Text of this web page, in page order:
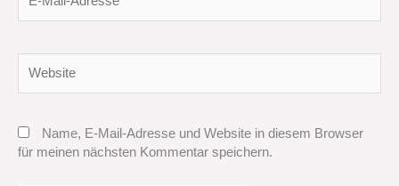
Mail-
Name, E-Mail-Adresse und Website in diesem Browser
für meinen nächsten Kommentar speichern.